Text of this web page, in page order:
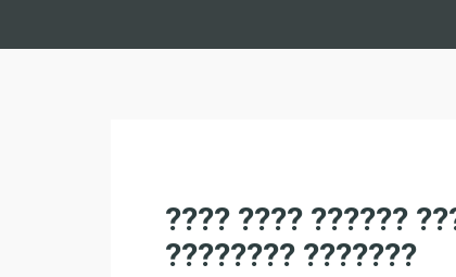
?
?
?
???? ???? ??????
???????? ???????